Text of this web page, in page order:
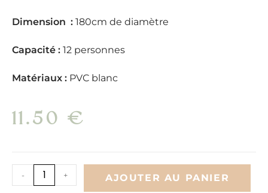
Dimension : 180cm de diamètre
Capacité : 12 personnes
Matériaux : PVC blanc
11.50 €
- + AJOUTER AU PANIER